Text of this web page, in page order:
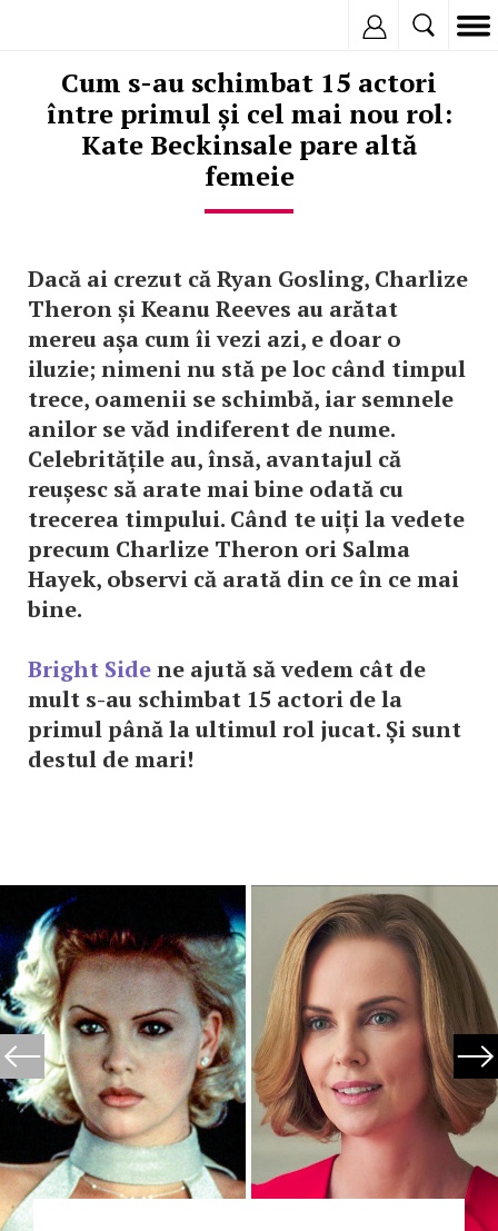
Cum s-au schimbat 15 actori
între primul și cel mai nou rol:
Kate Beckinsale pare altă
femeie
Dacă ai crezut că Ryan Gosling, Charlize
Theron și Keanu Reeves au arătat
mereu așa cum îi vezi azi, e doar o
iluzie; nimeni nu stă pe loc când timpul
trece, oamenii se schimbă, iar semnele
anilor se văd indiferent de nume.
Celebritățile au, însă, avantajul că
reușesc să arate mai bine odată cu
trecerea timpului. Când te uiți la vedete
precum Charlize Theron ori Salma
Hayek, observi că arată din ce în ce mai
bine.
Bright Sidene ajută să vedem cât de
mult s-au schimbat 15 actori de la
primul până la ultimul rol jucat. Și sunt
destul de mari!